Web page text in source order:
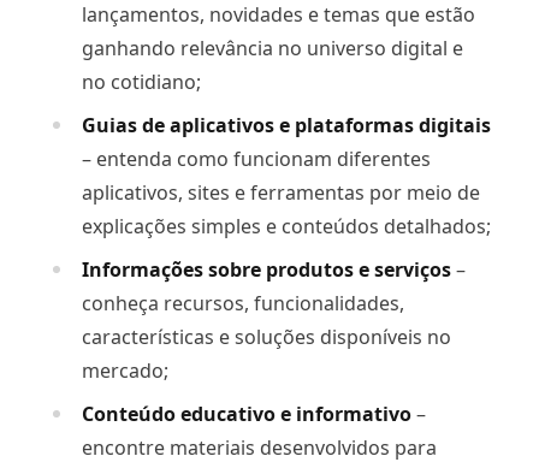
lançamentos, novidades e temas que estão
ganhando relevância no universo digital e
no cotidiano;
Guias de aplicativos e plataformas digitais
– entenda como funcionam diferentes
aplicativos, sites e ferramentas por meio de
explicações simples e conteúdos detalhados;
Informações sobre produtos e serviços–
conheça recursos, funcionalidades,
características e soluções disponíveis no
mercado;
Conteúdo educativo e informativo–
encontre materiais desenvolvidos para